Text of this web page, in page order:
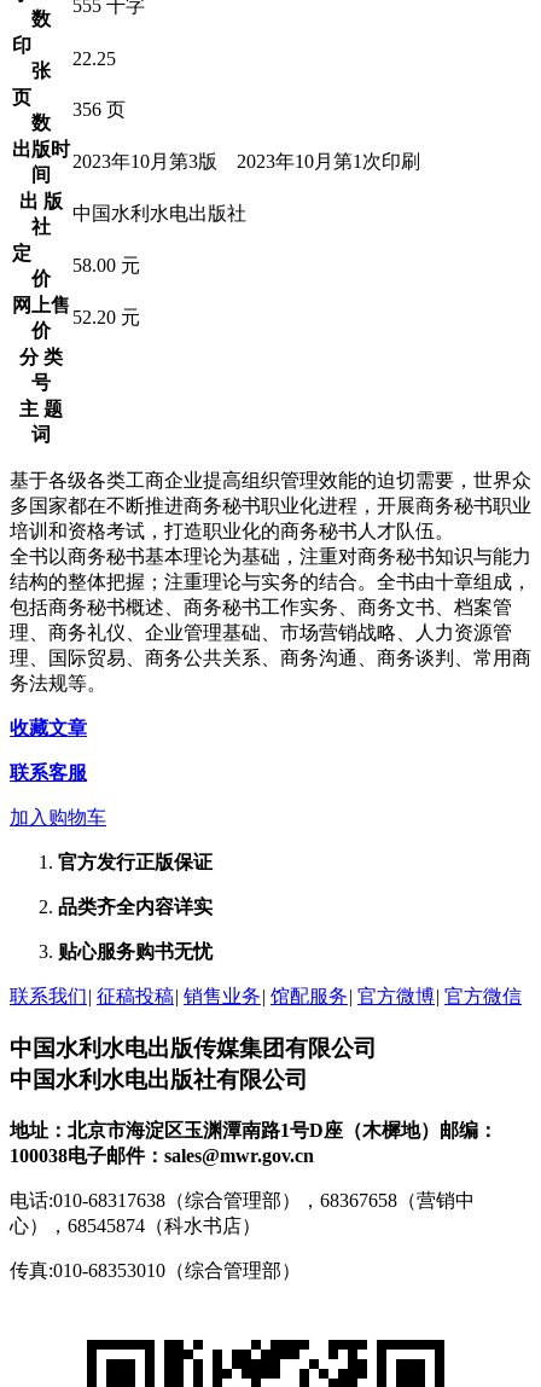
数
555 千字
印
张
22.25
页
数
356 页
出版时
间
2023年10月第3版 2023年10月第1次印刷
出 版
社
中国水利水电出版社
定
价
58.00 元
网上售
价
52.20 元
分 类
号
主 题
词
基于各级各类工商企业提高组织管理效能的迫切需要，世界众
多国家都在不断推进商务秘书职业化进程，开展商务秘书职业
培训和资格考试，打造职业化的商务秘书人才队伍。
全书以商务秘书基本理论为基础，注重对商务秘书知识与能力
结构的整体把握；注重理论与实务的结合。全书由十章组成，
包括商务秘书概述、商务秘书工作实务、商务文书、档案管
理、商务礼仪、企业管理基础、市场营销战略、人力资源管
理、国际贸易、商务公共关系、商务沟通、商务谈判、常用商
务法规等。
收藏文章
联系客服
加入购物车
官方发行正版保证
品类齐全内容详实
贴心服务购书无忧
联系我们| 征稿投稿| 销售业务| 馆配服务| 官方微博| 官方微信
中国水利水电出版传媒集团有限公司
中国水利水电出版社有限公司
地址：北京市海淀区玉渊潭南路1号D座（木樨地） 邮编：
100038电子邮件：sales@mwr.gov.cn
电话:010-68317638（综合管理部），68367658（营销中
心），68545874（科水书店）
传真:010-68353010（综合管理部）